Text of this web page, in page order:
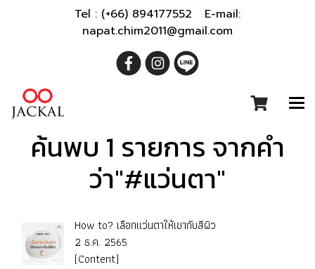
Tel : (+66) 894177552 E-mail:
napat.chim2011@gmail.com
ค้นพบ 1 รายการ จากคำ
ว่า"#แว่นตา"
How to? เลือกแว่นตาให้เขากับสีผิว
2 ธ.ค. 2565
(Content)